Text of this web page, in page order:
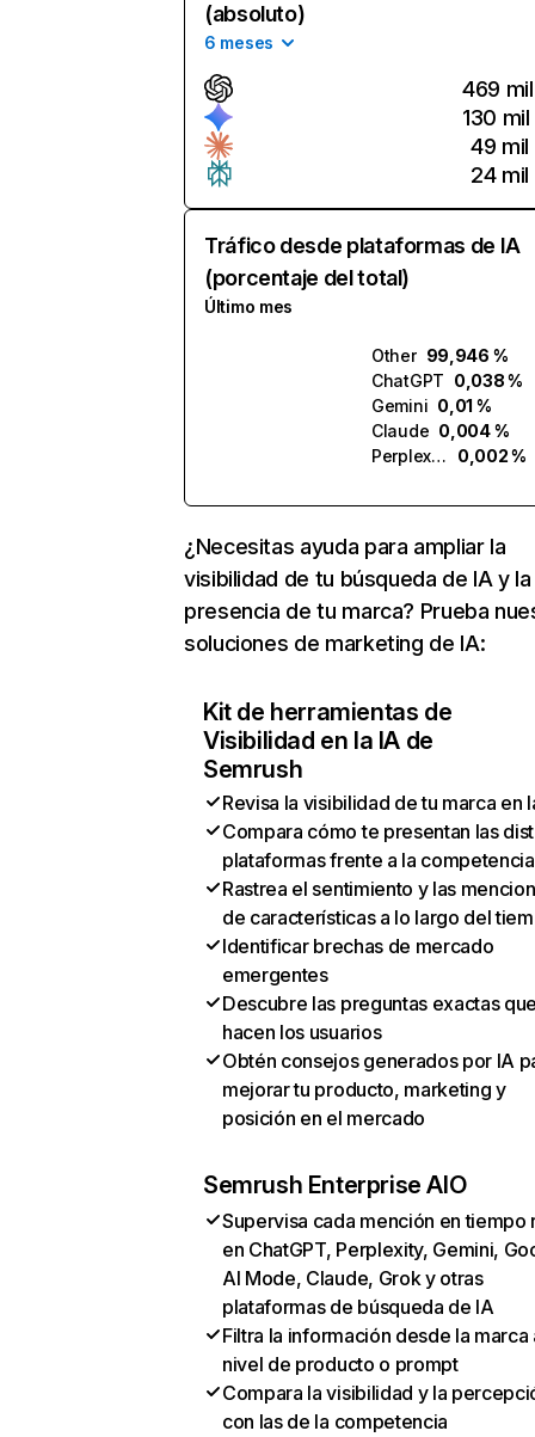
(absoluto)
6 meses
469 mil
130 mil
49 mil
24 mil
Tráfico desde plataformas de IA
(porcentaje del total)
Último mes
Other 99,946 %
ChatGPT 0,038 %
Gemini 0,01 %
Claude 0,004 %
Perplexity
0,002 %
¿Necesitas ayuda para ampliar la
visibilidad de tu búsqueda de IA y la
presencia de tu marca? Prueba
soluciones de marketing de IA:
Kit de herramientas de
Visibilidad en la IA de
Semrush
Revisa la visibilidad de tu marca en
Compara cómo te presentan las
plataformas frente a la competencia
Rastrea el sentimiento y las
de características a lo largo del
Identificar brechas de mercado
emergentes
Descubre las preguntas exactas
hacen los usuarios
Obtén consejos generados por IA
mejorar tu producto, marketing y
posición en el mercado
Semrush Enterprise AIO
Supervisa cada mención en tiempo
en ChatGPT, Perplexity, Gemini,
AI Mode, Claude, Grok y otras
plataformas de búsqueda de IA
Filtra la información desde la marca
nivel de producto o prompt
Compara la visibilidad y la
con las de la competencia